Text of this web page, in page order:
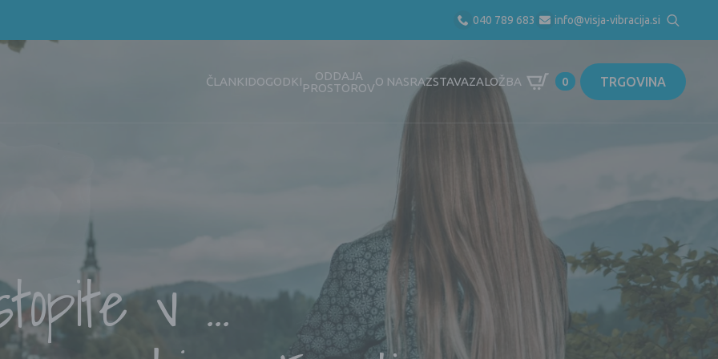
040 789 683 info@visja-vibracija.si
Search
for:
ČLANKIDOGODKI
ODDAJA
PROSTOROVO NASRAZSTAVAZALOŽBA 0 TRGOVINA
v ...